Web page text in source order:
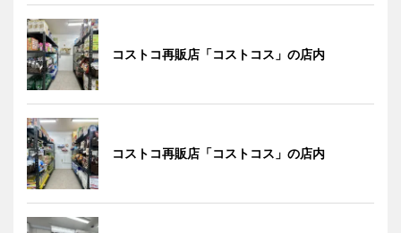
コストコ再販店「コストコス」の店内
コストコ再販店「コストコス」の店内